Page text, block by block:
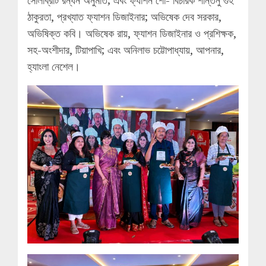
ঠাকুরতা, প্রখ্যাত ফ্যাশন ডিজাইনার; অভিষেক দেব সরকার,
অভিষিক্ত কবি। অভিষেক রায়, ফ্যাশন ডিজাইনার ও প্রশিক্ষক,
সহ-অংশীদার, টিয়াপাখি; এবং অনিলাভ চট্টোপাধ্যায়, আপনার,
হ্যাংলা নেশেল।